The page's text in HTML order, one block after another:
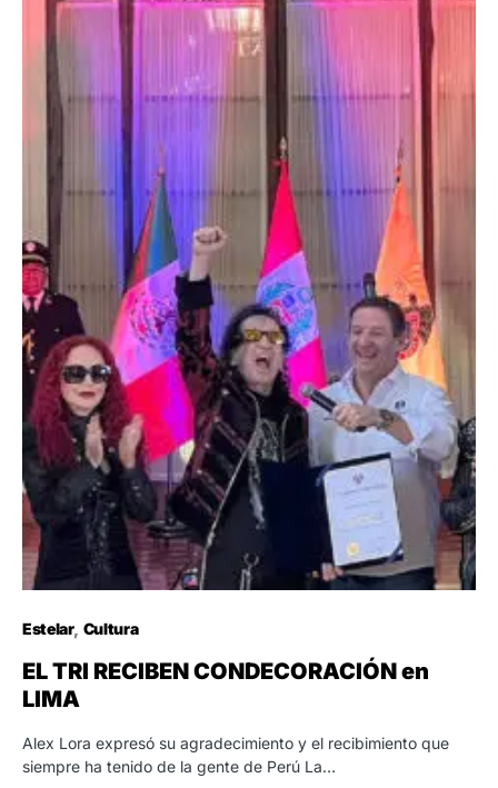
Estelar Cultura
EL TRI RECIBEN CONDECORACIÓN en
LIMA
Alex Lora expresó su agradecimiento y el recibimiento que
siempre ha tenido de la gente de Perú La…